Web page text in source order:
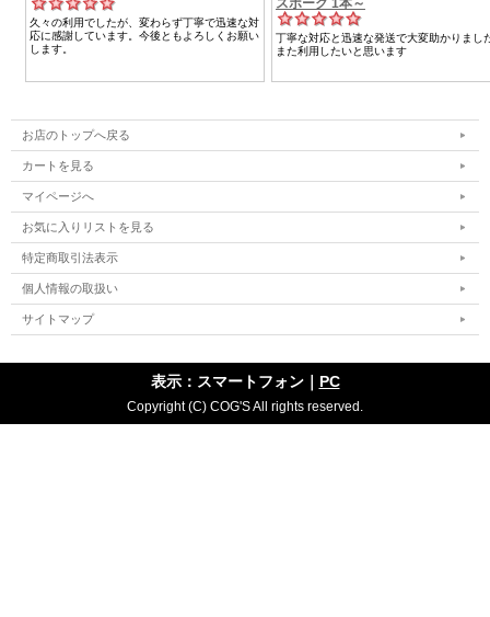
お店のトップへ戻る
カートを見る
マイページへ
お気に入りリストを見る
特定商取引法表示
個人情報の取扱い
サイトマップ
表示：スマートフォン｜ PC
Copyright (C) COG'S All rights reserved.